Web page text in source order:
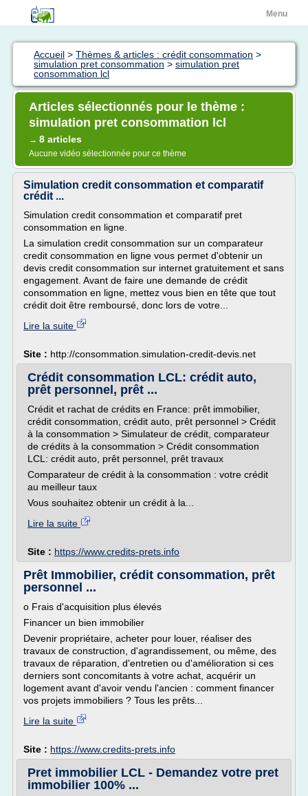
Menu
Accueil > Thèmes & articles : crédit consommation >
simulation pret consommation > simulation pret
consommation lcl
Articles sélectionnés pour le thème :
simulation pret consommation lcl
→ 8 articles
Aucune vidéo sélectionnée pour ce thème
Simulation credit consommation et comparatif
crédit ...
Simulation credit consommation et comparatif pret
consommation en ligne.
La simulation credit consommation sur un comparateur
credit consommation en ligne vous permet d'obtenir un
devis credit consommation sur internet gratuitement et sans
engagement. Avant de faire une demande de crédit
consommation en ligne, mettez vous bien en tête que tout
crédit doit être remboursé, donc lors de votre...
Lire la suite
Site : http://consommation.simulation-credit-devis.net
Crédit consommation LCL: crédit auto,
prêt personnel, prêt ...
Crédit et rachat de crédits en France: prêt immobilier,
crédit consommation, crédit auto, prêt personnel > Crédit
à la consommation > Simulateur de crédit, comparateur
de crédits à la consommation > Crédit consommation
LCL: crédit auto, prêt personnel, prêt travaux
Comparateur de crédit à la consommation : votre crédit
au meilleur taux
Vous souhaitez obtenir un crédit à la...
Lire la suite
Site : https://www.credits-prets.info
Prêt Immobilier, crédit consommation, prêt
personnel ...
o Frais d'acquisition plus élevés
Financer un bien immobilier
Devenir propriétaire, acheter pour louer, réaliser des
travaux de construction, d'agrandissement, ou même, des
travaux de réparation, d'entretien ou d'amélioration si ces
derniers sont concomitants à votre achat, acquérir un
logement avant d'avoir vendu l'ancien : comment financer
vos projets immobiliers ? Tous les prêts...
Lire la suite
Site : https://www.credits-prets.info
Pret immobilier LCL - Demandez votre pret
immobilier 100% ...